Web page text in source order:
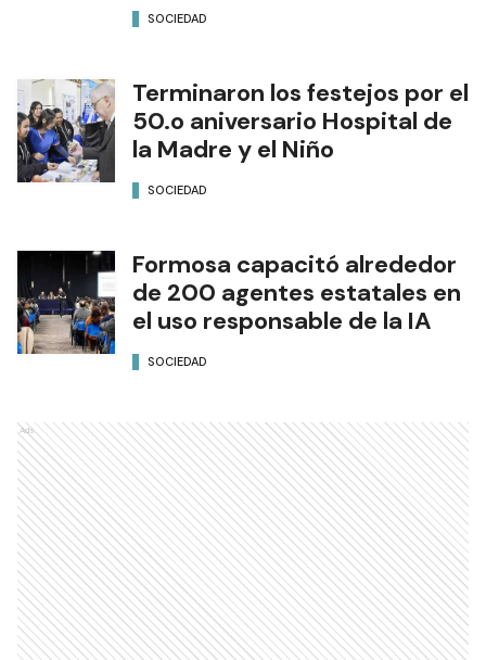
SOCIEDAD
Terminaron los festejos por el
50.o aniversario Hospital de
la Madre y el Niño
SOCIEDAD
Formosa capacitó alrededor
de 200 agentes estatales en
el uso responsable de la IA
SOCIEDAD
Ads